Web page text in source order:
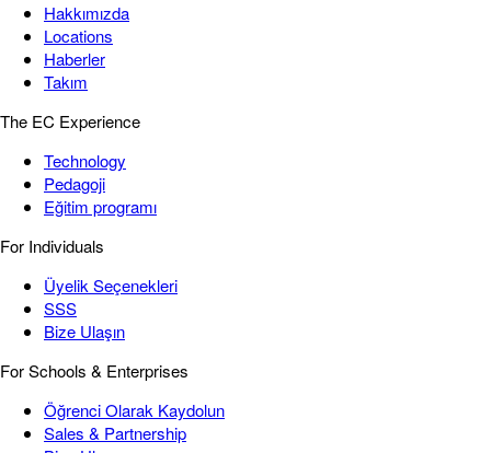
Hakkımızda
Locations
Haberler
Takım
The EC Experience
Technology
Pedagoji
Eğitim programı
For Individuals
Üyelik Seçenekleri
SSS
Bize Ulaşın
For Schools & Enterprises
Öğrenci Olarak Kaydolun
Sales & Partnership